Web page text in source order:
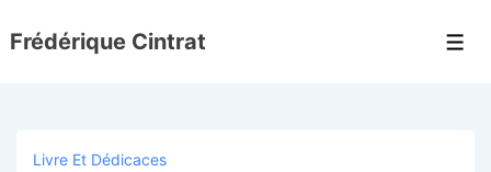
passer
Frédérique Cintrat
Livre Et Dédicaces